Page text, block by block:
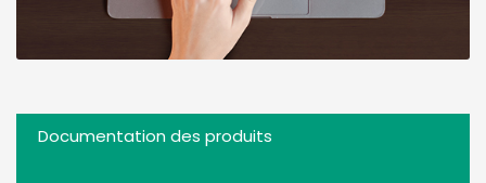
Documentation des produits